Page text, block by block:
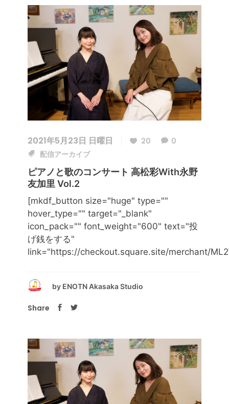
2021年5月23日 日曜日 20
0
配信アーカイブ
ピアノと歌のコンサート 高松彩with永野
友加里 Vol.2
[mkdf_button size="huge" type=""
hover_type="" target="_blank"
icon_pack="" font_weight="600" text="投
げ銭をする"
link="https://checkout.square.site/merchant/
by ENOTN Akasaka Studio
Share